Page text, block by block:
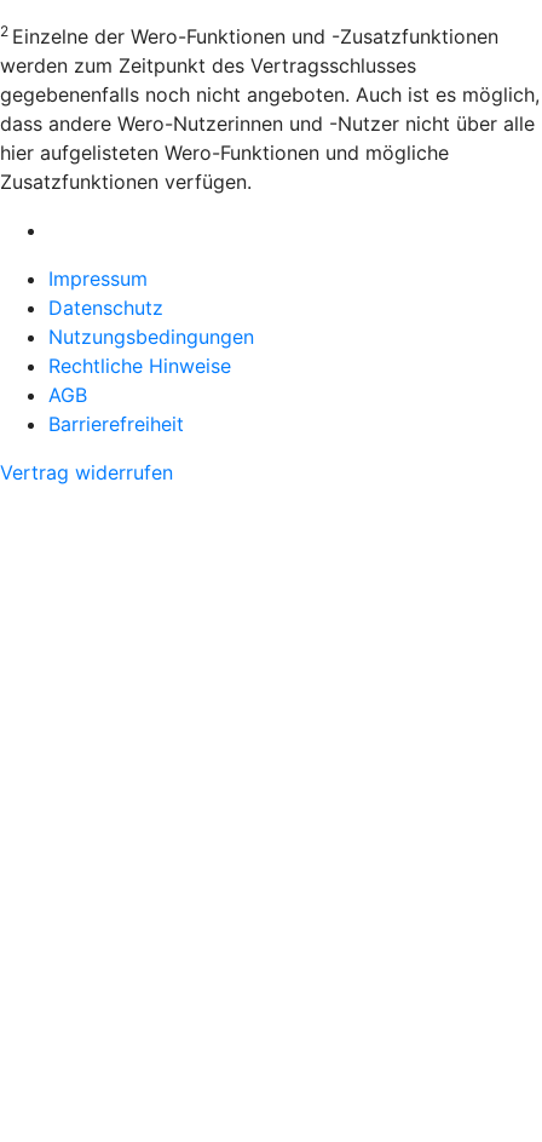
2 Einzelne der Wero-Funktionen und -Zusatzfunktionen
werden zum Zeitpunkt des Vertragsschlusses
gegebenenfalls noch nicht angeboten. Auch ist es möglich,
dass andere Wero-Nutzerinnen und -Nutzer nicht über alle
hier aufgelisteten Wero-Funktionen und mögliche
Zusatzfunktionen verfügen.
Impressum
Datenschutz
Nutzungsbedingungen
Rechtliche Hinweise
AGB
Barrierefreiheit
Vertrag widerrufen